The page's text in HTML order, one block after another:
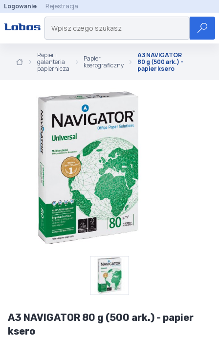
Logowanie Rejestracja
Papier i
galanteria
papiernicza
Papier
kserograficzny
A3 NAVIGATOR
80 g (500 ark.) -
papier ksero
A3 NAVIGATOR 80 g (500 ark.) - papier
ksero